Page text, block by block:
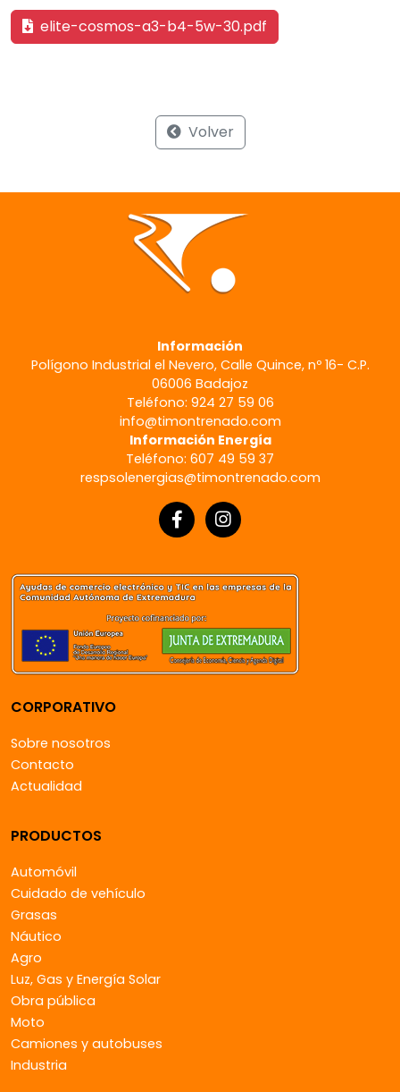
elite-cosmos-a3-b4-5w-30.pdf
Volver
Información
Polígono Industrial el Nevero, Calle Quince, nº 16- C.P.
06006 Badajoz
Teléfono: 924 27 59 06
info@timontrenado.com
Información Energía
Teléfono: 607 49 59 37
respsolenergias@timontrenado.com
CORPORATIVO
Sobre nosotros
Contacto
Actualidad
PRODUCTOS
Automóvil
Cuidado de vehículo
Grasas
Náutico
Agro
Luz, Gas y Energía Solar
Obra pública
Moto
Camiones y autobuses
Industria